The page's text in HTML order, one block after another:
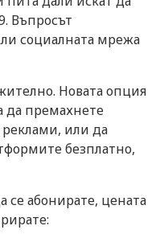
Въпросът
социалната мрежа
Новата опция
да премахнете
или да
безплатно,
се абонирате, цената